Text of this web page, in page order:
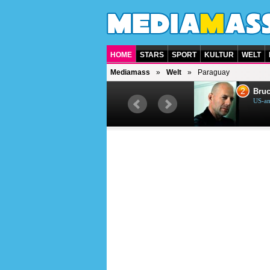
HOME STARS SPORT KULTUR WELT
Mediamass Welt Paraguay
Deutsche Sängerin
2
US-